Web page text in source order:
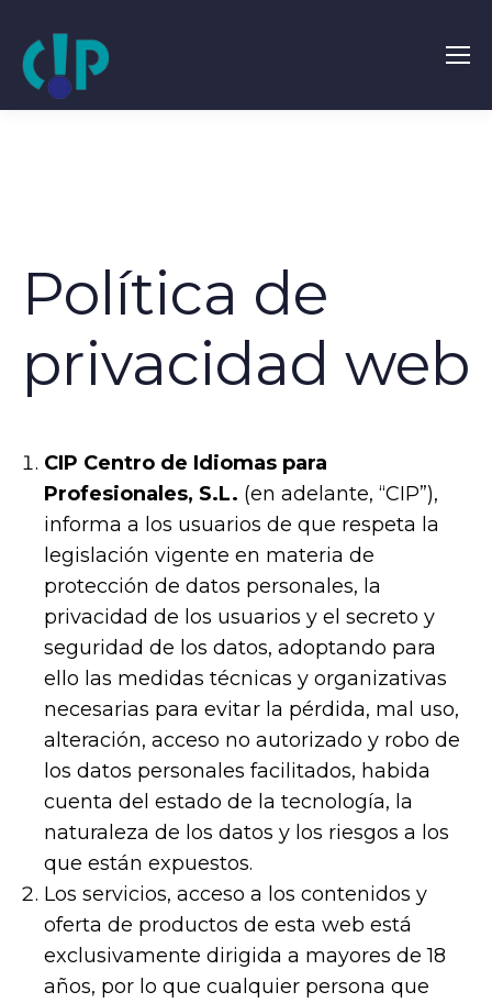
Política de
privacidad web
CIP Centro de Idiomas para
Profesionales, S.L. (en adelante, “CIP”),
informa a los usuarios de que respeta la
legislación vigente en materia de
protección de datos personales, la
privacidad de los usuarios y el secreto y
seguridad de los datos, adoptando para
ello las medidas técnicas y organizativas
necesarias para evitar la pérdida, mal uso,
alteración, acceso no autorizado y robo de
los datos personales facilitados, habida
cuenta del estado de la tecnología, la
naturaleza de los datos y los riesgos a los
que están expuestos.
Los servicios, acceso a los contenidos y
oferta de productos de esta web está
exclusivamente dirigida a mayores de 18
años, por lo que cualquier persona que